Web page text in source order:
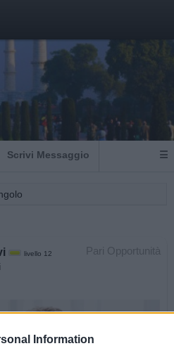
Information
Scrivi Messaggio ☰
Pari Opportunità
livello 12